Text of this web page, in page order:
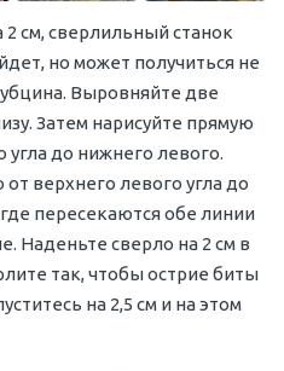
см, сверлильный станок
но может получиться не
Выровняйте две
Затем нарисуйте прямую
до нижнего левого.
верхнего левого угла до
пересекаются обе линии
Наденьте сверло на 2 см в
так, чтобы острие биты
на 2,5 см и на этом